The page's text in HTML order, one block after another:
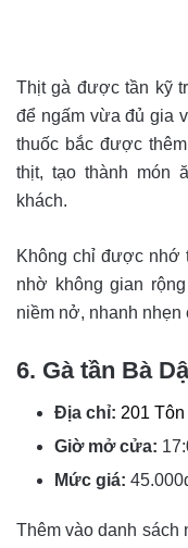
Thịt gà được tần kỹ
để ngấm vừa đủ gia
thuốc bắc được
thịt, tạo thành món
khách.
Không chỉ được nhớ
nhờ không gian
niềm nở, nhanh nhẹn
6. Gà tần Bà
Địa chỉ: 201
Giờ mở cửa:
Mức giá:
Thêm vào danh sách